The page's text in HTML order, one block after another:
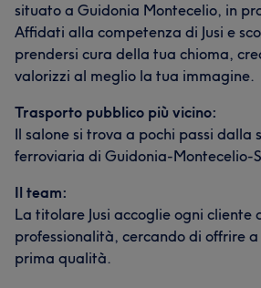
situato a Guidonia Montecelio, in
Affidati alla competenza di Jusi e
prendersi cura della tua chioma,
valorizzi al meglio la tua immagine.
Trasporto pubblico più vicino:
Il salone si trova a pochi passi dalla
ferroviaria di Guidonia-Montecelio-
Il team:
La titolare Jusi accoglie ogni cliente
professionalità, cercando di offrire
prima qualità.